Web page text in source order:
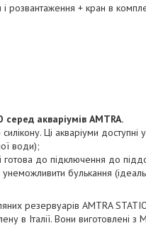
+ кран в
акваріумів AMTRA.
Ці акваріуми
води);
готова до підключення до
булькання
резервуарів AMTRA
в Італії. Вони виготовлені